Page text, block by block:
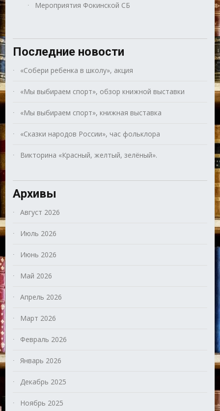
Мероприятия Фокинской СБ
Последние новости
«Собери ребенка в школу», акция
«Мы выбираем спорт», обзор книжной выставки
«Мы выбираем спорт», книжная выставка
«Сказки народов России», час фольклора
Викторина «Красный, желтый, зелёный».
Архивы
Август 2026
Июль 2026
Июнь 2026
Май 2026
Апрель 2026
Март 2026
Февраль 2026
Январь 2026
Декабрь 2025
Ноябрь 2025